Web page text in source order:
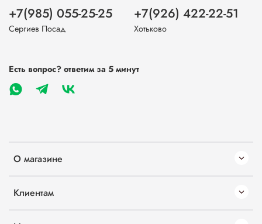
О магазине
Клиентам
+7(985) 055-25-25
Сергиев Посад
+7(926) 422-22-51
Хотьково
Есть вопрос? ответим за 5 минут